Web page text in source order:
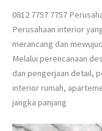
0812 7757 7757
Perusahaan interior
merancang dan
Melalui perencanaan
dan pengerjaan detail,
interior rumah,
jangka panjang